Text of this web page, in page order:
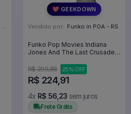
💖 GEEKDOWN
Vendido por: Funko in POA - RS
Funko Pop Movies Indiana
Jones And The Last Crusade -
#1354
R$ 299,88 25% OFF
R$ 224,91
4x R$ 56,23 sem juros
Frete Grátis